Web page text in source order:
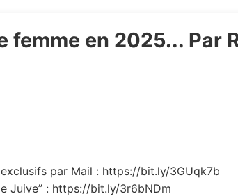
femme en 2025... Par
par Mail : https://bit.ly/3GUqk7b
Juive” : https://bit.ly/3r6bNDm